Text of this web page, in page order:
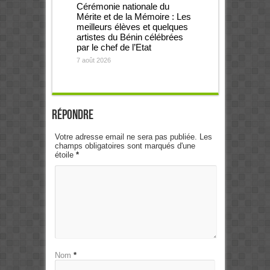
Cérémonie nationale du
Mérite et de la Mémoire : Les
meilleurs élèves et quelques
artistes du Bénin célébrées
par le chef de l’Etat
7 août 2026
Répondre
Votre adresse email ne sera pas publiée. Les
champs obligatoires sont marqués d'une
étoile *
Nom *